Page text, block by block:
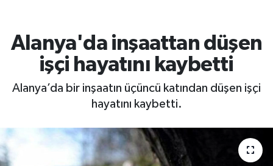
Alanya'da inşaattan düşen
işçi hayatını kaybetti
Alanya’da bir inşaatın üçüncü katından düşen işçi
hayatını kaybetti.
Diğer
Dünya
Gizlilik İlkeleri - Privacy Policy
Haber Arşivi